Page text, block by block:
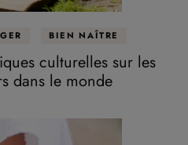
BIEN NAÎTRE
culturelles sur les
dans le monde